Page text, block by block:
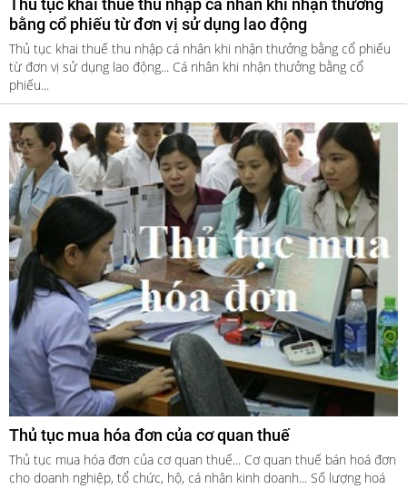
bằng cổ phiếu từ đơn vị sử dụng lao động
Thủ tục khai thuế thu nhập cá nhân khi nhận thưởng bằng cổ phiếu
từ đơn vị sử dụng lao động... Cá nhân khi nhận thưởng bằng cổ
phiếu...
Thủ tục mua hóa đơn của cơ quan thuế
Thủ tục mua hóa đơn của cơ quan thuế... Cơ quan thuế bán hoá đơn
cho doanh nghiệp, tổ chức, hộ, cá nhân kinh doanh... Số lượng hoá